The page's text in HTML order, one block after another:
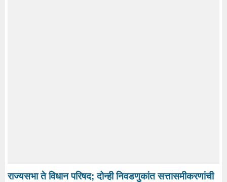
राज्यसभा ते विधान परिषद; दोन्ही निवडणुकांत सत्तासमीकरणांची